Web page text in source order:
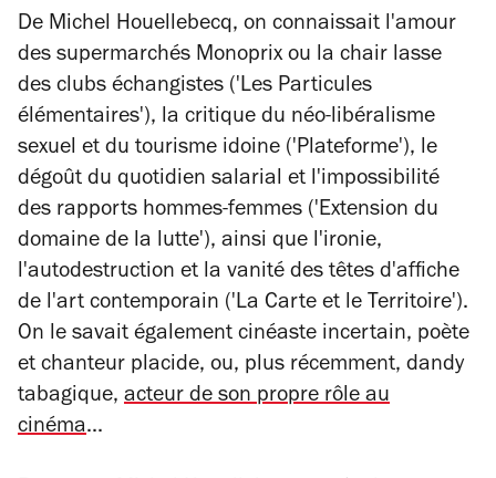
De Michel Houellebecq, on connaissait l'amour
des supermarchés Monoprix ou la chair lasse
des clubs échangistes ('Les Particules
élémentaires'), la critique du néo-libéralisme
sexuel et du tourisme idoine ('Plateforme'), le
dégoût du quotidien salarial et l'impossibilité
des rapports hommes-femmes ('Extension du
domaine de la lutte'), ainsi que l'ironie,
l'autodestruction et la vanité des têtes d'affiche
de l'art contemporain ('La Carte et le Territoire').
On le savait également cinéaste incertain, poète
et chanteur placide, ou, plus récemment, dandy
tabagique, acteur de son propre rôle au
cinéma...